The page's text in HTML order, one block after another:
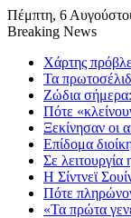
Πέμπτη, 6
Breaking News
Χάρτης
Τα
Ζώδια σήμερα:
Πότε
Ξεκίνησαν οι
Επίδομα
Σε
Η Σίντνεϊ
Πότε
«Τα πρώτα